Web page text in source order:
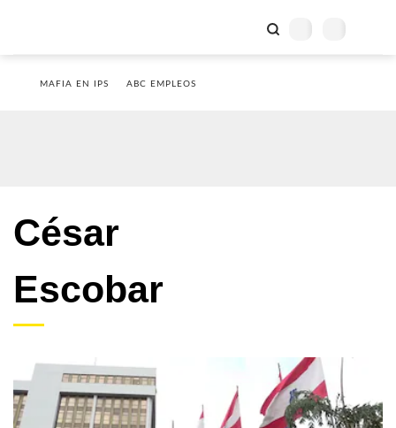
MAFIA EN IPS ABC EMPLEOS
César
Escobar